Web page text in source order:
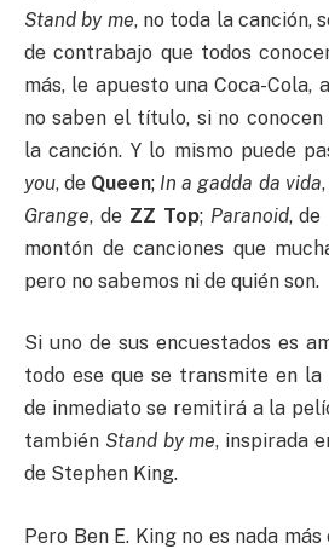
Stand by me, no toda la canción,
de contrabajo que todos
más, le apuesto una Coca-Cola,
no saben el título, si no
la canción. Y lo mismo puede
you, de Queen; In a gadda da vida
Grange, de ZZ Top; Paranoid, de
montón de canciones que
pero no sabemos ni de quién son.
Si uno de sus encuestados es
todo ese que se transmite en
de inmediato se remitirá a la
también Stand by me, inspirada
de Stephen King.
Pero Ben E. King no es nada